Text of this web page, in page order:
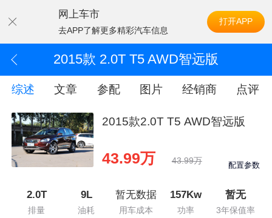
网上车市
去APP了解更多精彩汽车信息
打开APP
2015款 2.0T T5 AWD智远版
综述 文章 参配 图片 经销商 点评
2015款2.0T T5 AWD智远版
43.99万 43.99万 配置参数
2.0T
排量
9L
油耗
暂无数据
用车成本
157Kw
功率
暂无
3年保值率